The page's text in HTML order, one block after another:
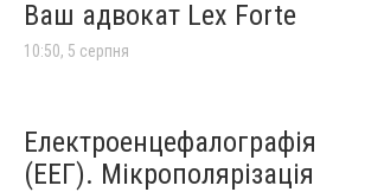
Ваш адвокат Lex Forte
10:50, 5 серпня
Електроенцефалографія
(ЕЕГ). Мікрополярізація